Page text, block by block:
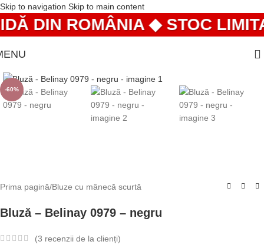
Skip to navigation Skip to main content
DIN ROMÂNIA ◆ STOC
-60%
Prima pagină/Bluze cu mânecă scurtă
Bluză – Belinay 0979 – negru
(3 recenzii de la clienți)